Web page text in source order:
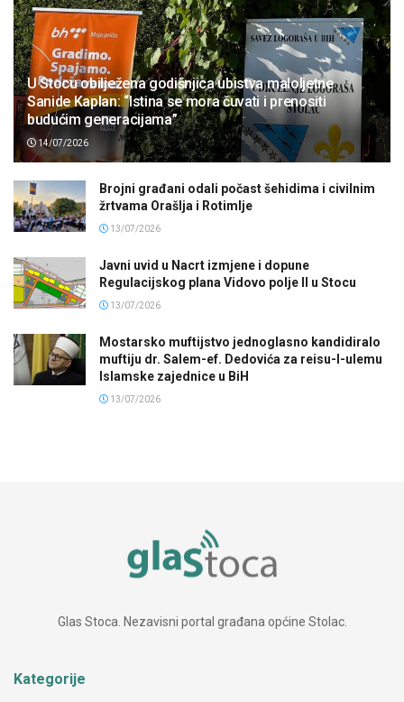
U Stocu obilježena godišnjica ubistva maloljetne
Sanide Kaplan: “Istina se mora čuvati i prenositi
budućim generacijama”
14/07/2026
Brojni građani odali počast šehidima i civilnim
žrtvama Orašlja i Rotimlje
13/07/2026
Javni uvid u Nacrt izmjene i dopune
Regulacijskog plana Vidovo polje II u Stocu
13/07/2026
Mostarsko muftijstvo jednoglasno kandidiralo
muftiju dr. Salem-ef. Dedovića za reisu-l-ulemu
Islamske zajednice u BiH
13/07/2026
Glas Stoca. Nezavisni portal građana općine Stolac.
Kategorije